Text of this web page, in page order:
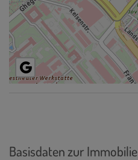
Basisdaten zur Immobilie